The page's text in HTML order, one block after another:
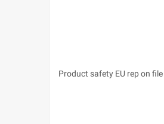
Product safety EU rep on file